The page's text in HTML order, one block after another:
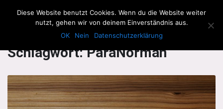
The Howling Men
Schlagwort:ParaNorman
Diese Website benutzt Cookies. Wenn du die Website weiter
nutzt, gehen wir von deinem Einverständnis aus.
OK
Nein Datenschutzerklärung